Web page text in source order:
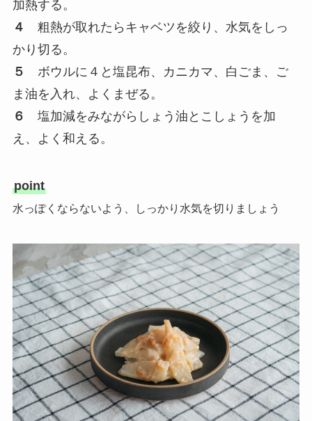
加熱する。
４
粗熱が取れたらキャベツを絞り、水気をしっ
かり切る。
５
ボウルに４と塩昆布、カニカマ、白ごま、ご
ま油を入れ、よくまぜる。
６
塩加減をみながらしょう油とこしょうを加
え、よく和える。
point
水っぽくならないよう、しっかり水気を切りましょう